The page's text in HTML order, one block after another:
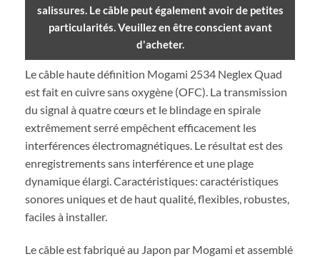
salissures. Le câble peut également avoir de petites
particularités. Veuillez en être conscient avant
d'acheter.
Le câble haute définition Mogami 2534 Neglex Quad
est fait en cuivre sans oxygène (OFC). La transmission
du signal à quatre cœurs et le blindage en spirale
extrêmement serré empêchent efficacement les
interférences électromagnétiques. Le résultat est des
enregistrements sans interférence et une plage
dynamique élargi. Caractéristiques: caractéristiques
sonores uniques et de haut qualité, flexibles, robustes,
faciles à installer.
Le câble est fabriqué au Japon par Mogami et assemblé